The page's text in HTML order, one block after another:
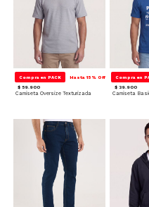
Compra en PACK Hasta 15% Off
$ 59.900
Camiseta Oversize Texturizada
Compra en
$ 39.900
Camiseta